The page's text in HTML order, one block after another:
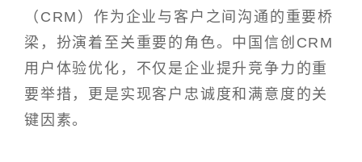
（CRM）作为企业与客户之间沟通的重要桥
梁，扮演着至关重要的角色。中国信创CRM
用户体验优化，不仅是企业提升竞争力的重
要举措，更是实现客户忠诚度和满意度的关
键因素。